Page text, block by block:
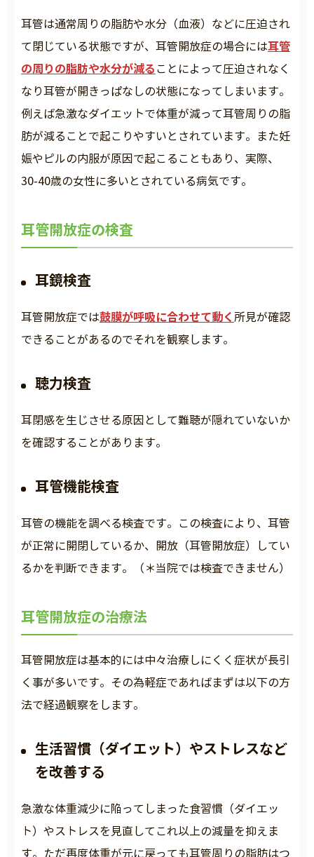
耳管は通常周りの脂肪や水分（血液）などに圧迫され
て閉じている状態ですが、耳管開放症の場合には耳管
の周りの脂肪や水分が減る ことによって圧迫されなく
なり耳管が開きっぱなしの状態になってしまいます。
例えば急激なダイエットで体重が減って耳管周りの脂
肪が減ることで起こりやすいとされています。また妊
娠やピルの内服が原因で起こることもあり、実際、
30-40歳の女性に多いとされている病気です。
耳管開放症の検査
耳鏡検査
耳管開放症では鼓膜が呼吸に合わせて動く 所見が確認
できることがあるのでそれを観察します。
聴力検査
耳閉感を生じさせる原因として難聴が隠れていないか
を確認することがあります。
耳管機能検査
耳管の機能を調べる検査です。この検査により、耳管
が正常に開閉しているか、開放（耳管開放症）してい
るかを判断できます。（＊当院では検査できません）
耳管開放症の治療法
耳管開放症は基本的には中々治療しにくく症状が長引
く事が多いです。その為軽症であればまずは以下の方
法で経過観察をします。
生活習慣（ダイエット）やストレスなど
を改善する
急激な体重減少に陥ってしまった食習慣（ダイエッ
ト）やストレスを見直してこれ以上の減量を抑えま
す。ただ再度体重が元に戻っても耳管周りの脂肪はつ